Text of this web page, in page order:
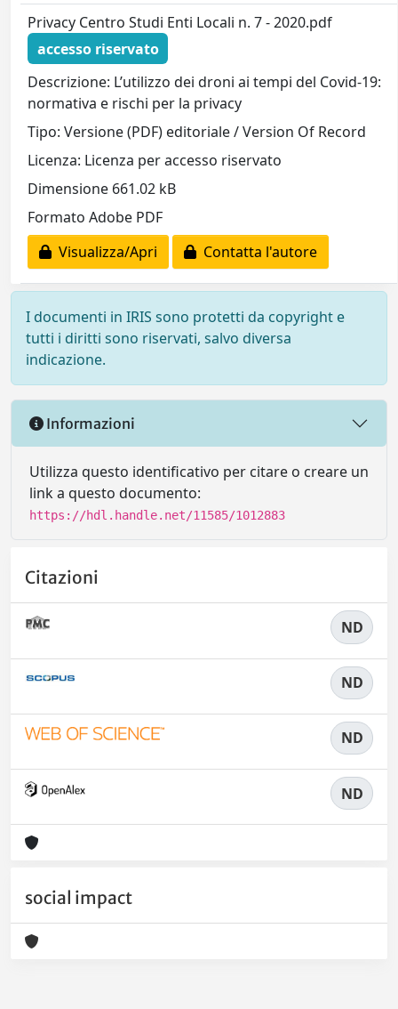
Privacy Centro Studi Enti Locali n. 7 - 2020.pdf
accesso riservato
Descrizione: L’utilizzo dei droni ai tempi del Covid-19:
normativa e rischi per la privacy
Tipo: Versione (PDF) editoriale / Version Of Record
Licenza: Licenza per accesso riservato
Dimensione 661.02 kB
Formato Adobe PDF
Visualizza/Apri
Contatta l'autore
I documenti in IRIS sono protetti da copyright e
tutti i diritti sono riservati, salvo diversa
indicazione.
Informazioni
Utilizza questo identificativo per citare o creare un
link a questo documento:
https://hdl.handle.net/11585/1012883
Citazioni
ND
ND
ND
ND
social impact